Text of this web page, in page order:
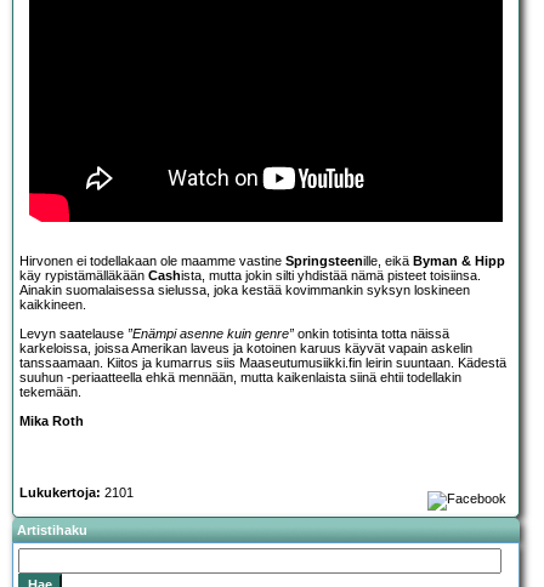
Hirvonen ei todellakaan ole maamme vastine Springsteenille, eikä Byman & Hipp
käy rypistämälläkään Cashista, mutta jokin silti yhdistää nämä pisteet toisiinsa.
Ainakin suomalaisessa sielussa, joka kestää kovimmankin syksyn loskineen
kaikkineen.
Levyn saatelause ”Enämpi asenne kuin genre” onkin totisinta totta näissä
karkeloissa, joissa Amerikan laveus ja kotoinen karuus käyvät vapain askelin
tanssaamaan. Kiitos ja kumarrus siis Maaseutumusiikki.fin leirin suuntaan. Kädestä
suuhun -periaatteella ehkä mennään, mutta kaikenlaista siinä ehtii todellakin
tekemään.
Mika Roth
Lukukertoja: 2101
Artistihaku